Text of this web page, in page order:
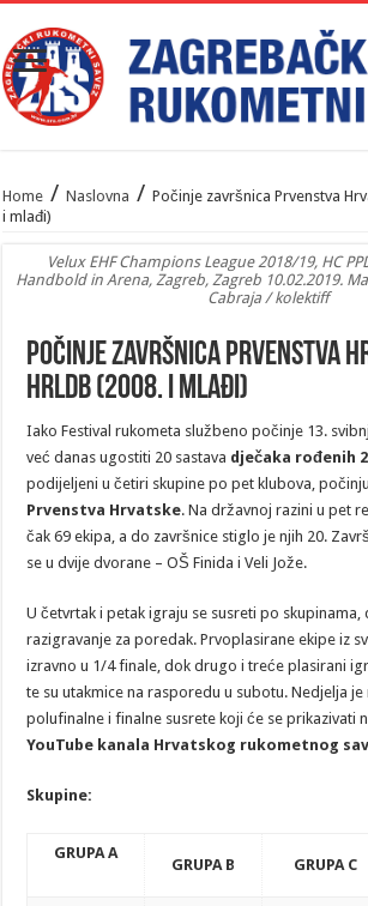
Home / Naslovna / Počinje završnica Prvenstva
i mlađi)
Velux EHF Champions League 2018/19, HC
Handbold in Arena, Zagreb, Zagreb 10.02.2019.
Cabraja / kolektiff
Počinje završnica Prvenstva
HRLDB (2008. i mlađi)
Iako Festival rukometa službeno počinje 13.
već danas ugostiti 20 sastava dječaka rođenih
podijeljeni u četiri skupine po pet klubova, počinju
Prvenstva Hrvatske. Na državnoj razini u pet
čak 69 ekipa, a do završnice stiglo je njih 20.
se u dvije dvorane – OŠ Finida i Veli Jože.
U četvrtak i petak igraju se susreti po skupinama,
razigravanje za poredak. Prvoplasirane ekipe iz
izravno u 1/4 finale, dok drugo i treće plasirani
te su utakmice na rasporedu u subotu. Nedjelja je
polufinalne i finalne susrete koji će se prikazivati
YouTube kanala Hrvatskog rukometnog
Skupine:
GRUPA A
GRUPA B GRUPA C